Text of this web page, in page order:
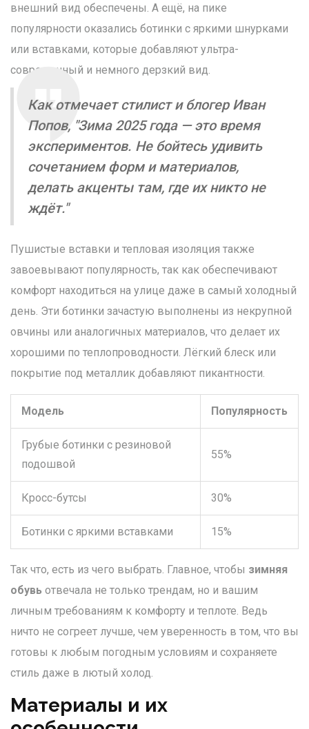
внешний вид обеспечены. А ещё, на пике
популярности оказались ботинки с яркими шнурками
или вставками, которые добавляют ультра-
современный и немного дерзкий вид.
Как отмечает стилист и блогер Иван
Попов, "Зима 2025 года — это время
экспериментов. Не бойтесь удивить
сочетанием форм и материалов,
делать акценты там, где их никто не
ждёт."
Пушистые вставки и тепловая изоляция также
завоевывают популярность, так как обеспечивают
комфорт находиться на улице даже в самый холодный
день. Эти ботинки зачастую выполнены из некрупной
овчины или аналогичных материалов, что делает их
хорошими по теплопроводности. Лёгкий блеск или
покрытие под металлик добавляют пикантности.
Модель Популярность
Грубые ботинки с резиновой
подошвой
55%
Кросс-бутсы 30%
Ботинки с яркими вставками 15%
Так что, есть из чего выбрать. Главное, чтобы зимняя
обувь отвечала не только трендам, но и вашим
личным требованиям к комфорту и теплоте. Ведь
ничто не согреет лучше, чем уверенность в том, что вы
готовы к любым погодным условиям и сохраняете
стиль даже в лютый холод.
Материалы и их